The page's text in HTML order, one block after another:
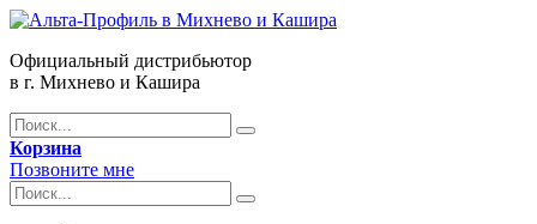
Официальный дистрибьютор
в г. Михнево и Кашира
Корзина
Позвоните мне